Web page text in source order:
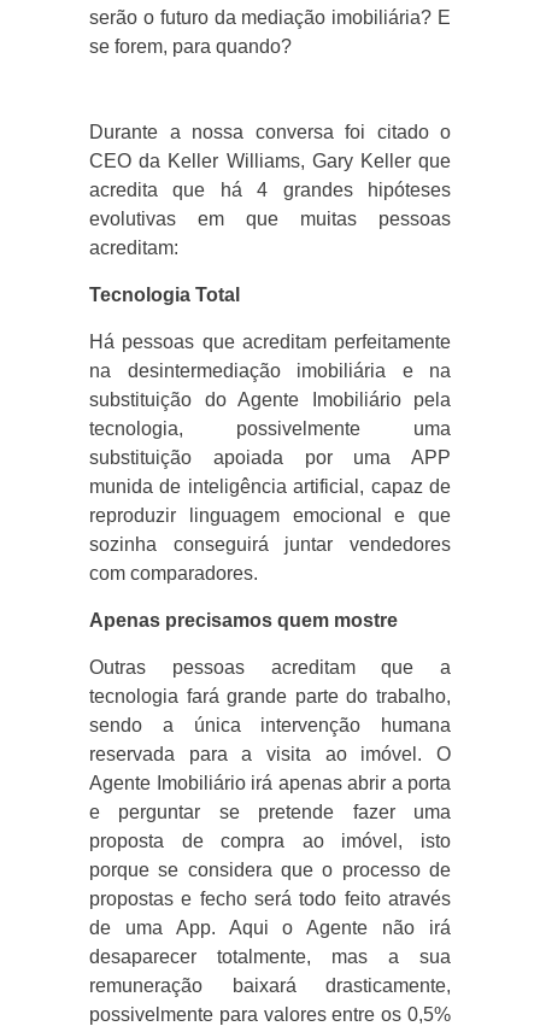
serão o futuro da mediação imobiliária? E
se forem, para quando?
Durante a nossa conversa foi citado o
CEO da Keller Williams, Gary Keller que
acredita que há 4 grandes hipóteses
evolutivas em que muitas pessoas
acreditam:
Tecnologia Total
Há pessoas que acreditam perfeitamente
na desintermediação imobiliária e na
substituição do Agente Imobiliário pela
tecnologia, possivelmente uma
substituição apoiada por uma APP
munida de inteligência artificial, capaz de
reproduzir linguagem emocional e que
sozinha conseguirá juntar vendedores
com comparadores.
Apenas precisamos quem mostre
Outras pessoas acreditam que a
tecnologia fará grande parte do trabalho,
sendo a única intervenção humana
reservada para a visita ao imóvel. O
Agente Imobiliário irá apenas abrir a porta
e perguntar se pretende fazer uma
proposta de compra ao imóvel, isto
porque se considera que o processo de
propostas e fecho será todo feito através
de uma App. Aqui o Agente não irá
desaparecer totalmente, mas a sua
remuneração baixará drasticamente,
possivelmente para valores entre os 0,5%